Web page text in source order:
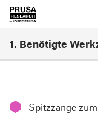
1. Benötigte
⬢ Spitzzange